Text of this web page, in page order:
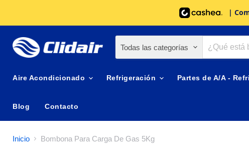
|
Todas las categorías
Aire Acondicionado Refrigeración Partes de A/A -
Blog Contacto
Inicio Bombona Para Carga De Gas 5Kg